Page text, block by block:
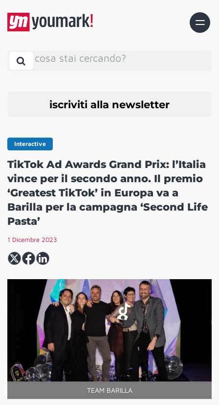
cosa stai cercando?
iscriviti alla newsletter
Interactive
TikTok Ad Awards Grand Prix: l’Italia
vince per il secondo anno. Il premio
‘Greatest TikTok’ in Europa va a
Barilla per la campagna ‘Second Life
Pasta’
1 Dicembre 2023
TEAM BARILLA